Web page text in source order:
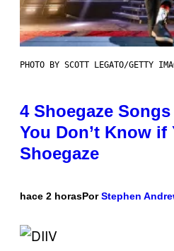
PHOTO BY SCOTT LEGATO/GETTY
4 Shoegaze
You Don’t Know if
Shoegaze
hace 2 horasPorStephen